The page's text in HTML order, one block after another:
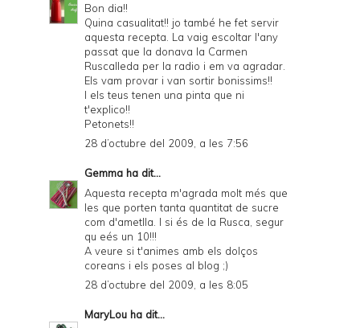
Bon dia!!
Quina casualitat!! jo també he fet servir
aquesta recepta. La vaig escoltar l'any
passat que la donava la Carmen
Ruscalleda per la radio i em va agradar.
Els vam provar i van sortir bonissims!!
I els teus tenen una pinta que ni
t'explico!!
Petonets!!
28 d’octubre del 2009, a les 7:56
Gemma ha dit...
Aquesta recepta m'agrada molt més que
les que porten tanta quantitat de sucre
com d'ametlla. I si és de la Rusca, segur
qu eés un 10!!!
A veure si t'animes amb els dolços
coreans i els poses al blog ;)
28 d’octubre del 2009, a les 8:05
MaryLou ha dit...